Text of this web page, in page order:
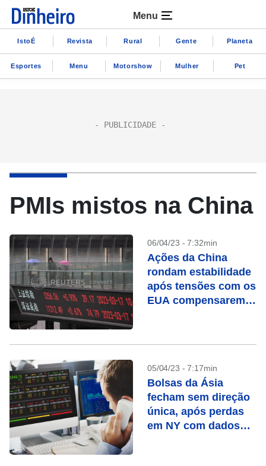
Menu
IstoÉ Revista Rural Gente Planeta
Esportes Menu Motorshow Mulher Pet
PMIs mistos na China
06/04/23 - 7:32min
Ações da China
rondam estabilidade
após tensões com os
EUA compensarem
05/04/23 - 7:17min
Bolsas da Ásia
fecham sem direção
única, após perdas
em NY com dados